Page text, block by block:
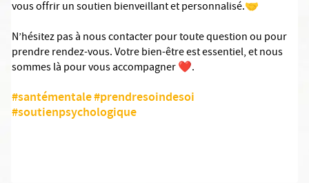
vous offrir un soutien bienveillant et personnalisé.🤝
N’hésitez pas à nous contacter pour toute question ou pour
prendre rendez-vous. Votre bien-être est essentiel, et nous
sommes là pour vous accompagner ❤️.
#santémentale#prendresoindesoi
#soutienpsychologique